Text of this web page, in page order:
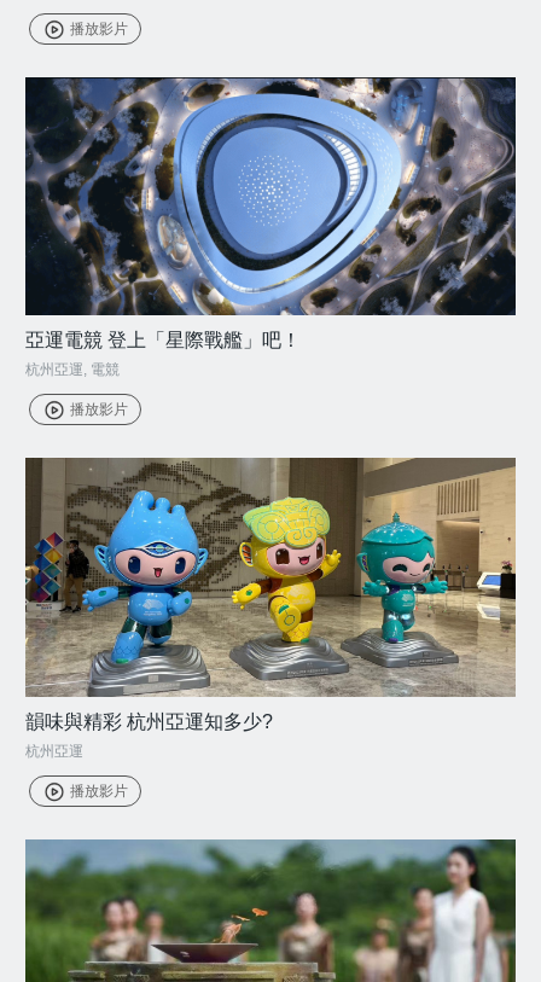
播放影片
亞運電競 登上「星際戰艦」吧！
杭州亞運, 電競
播放影片
韻味與精彩 杭州亞運知多少?
杭州亞運
播放影片